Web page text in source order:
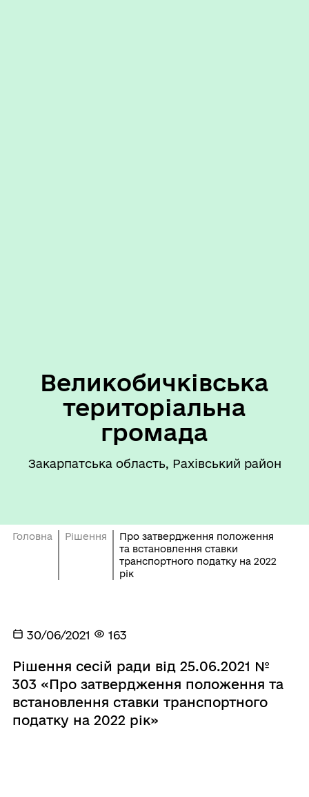
Великобичківська
територіальна
громада
Закарпатська область, Рахівський район
Головна Рішення
Про затвердження положення
та встановлення ставки
транспортного податку на 2022
рік
30/06/2021 163
Рішення сесій ради від 25.06.2021 №
303 «Про затвердження положення та
встановлення ставки транспортного
податку на 2022 рік»